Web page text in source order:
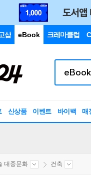
샵 eBook 크레마클럽
신상품 이벤트 바이백 매
대중문화 건축